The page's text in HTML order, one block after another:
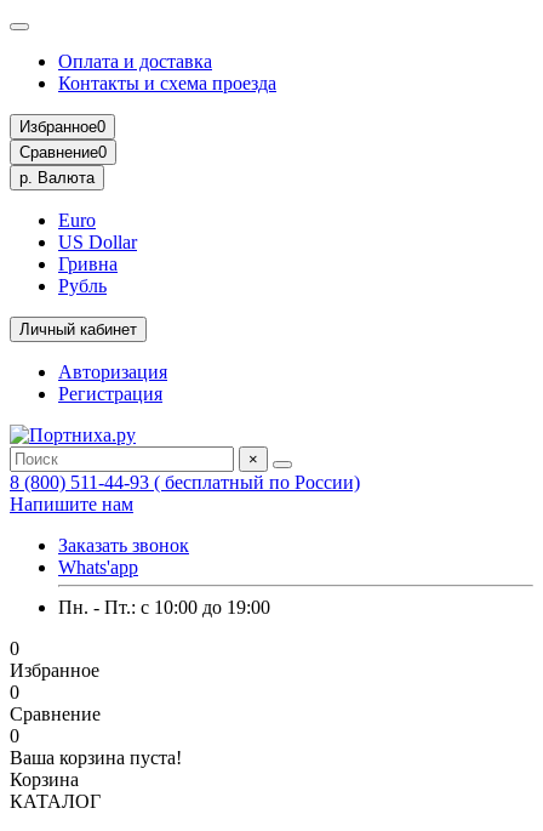
Оплата и доставка
Контакты и схема проезда
Избранное0
Сравнение0
р. Валюта
Euro
US Dollar
Гривна
Рубль
Личный кабинет
Авторизация
Регистрация
×
8 (800) 511-44-93 ( бесплатный по России)
Напишите нам
Заказать звонок
Whats'app
Пн. - Пт.: c 10:00 до 19:00
0
Избранное
0
Сравнение
0
Ваша корзина пуста!
Корзина
КАТАЛОГ